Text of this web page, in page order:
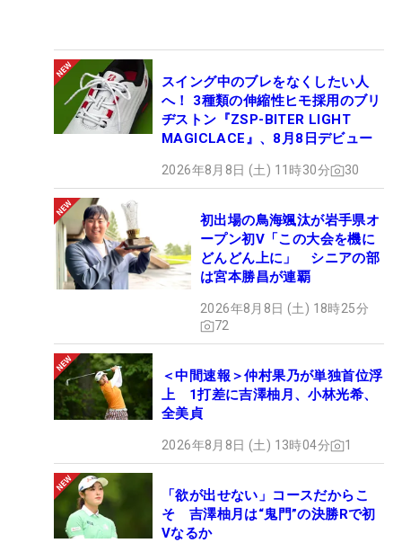
スイング中のブレをなくしたい人
へ！ 3種類の伸縮性ヒモ採用のブリ
ヂストン『ZSP-BITER LIGHT
MAGICLACE』、8月8日デビュー
2026年8月8日 (土) 11時30分 30
初出場の鳥海颯汰が岩手県オ
ープン初V「この大会を機に
どんどん上に」 シニアの部
は宮本勝昌が連覇
2026年8月8日 (土) 18時25分
72
＜中間速報＞仲村果乃が単独首位浮
上 1打差に吉澤柚月、小林光希、
全美貞
2026年8月8日 (土) 13時04分 1
「欲が出せない」コースだからこ
そ 吉澤柚月は“鬼門”の決勝Rで初
Vなるか